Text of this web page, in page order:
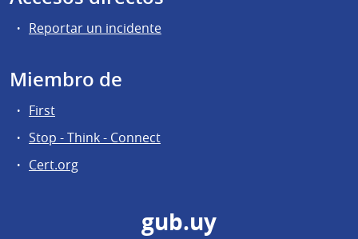
Reportar un incidente
Miembro de
First
Stop - Think - Connect
Cert.org
gub.uy